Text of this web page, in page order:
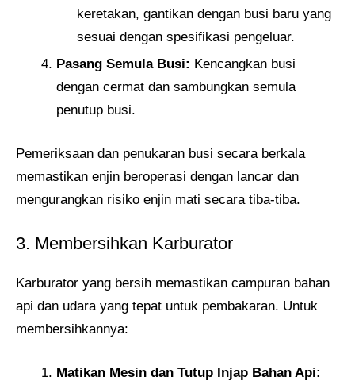
keretakan, gantikan dengan busi baru yang
sesuai dengan spesifikasi pengeluar.
Pasang Semula Busi: Kencangkan busi
dengan cermat dan sambungkan semula
penutup busi.
Pemeriksaan dan penukaran busi secara berkala
memastikan enjin beroperasi dengan lancar dan
mengurangkan risiko enjin mati secara tiba-tiba.
3. Membersihkan Karburator
Karburator yang bersih memastikan campuran bahan
api dan udara yang tepat untuk pembakaran. Untuk
membersihkannya:
Matikan Mesin dan Tutup Injap Bahan Api: